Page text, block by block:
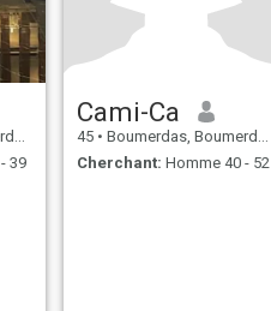
39
Cami-Ca
45 • Boumerdas, Boumerdes, Algérie
Cherchant: Homme 40 - 52